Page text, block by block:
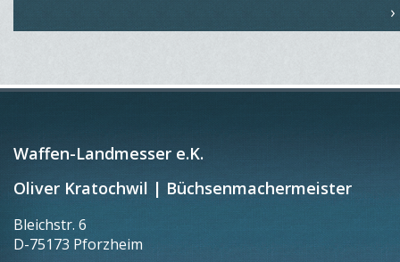
Waffen-Landmesser e.K.
Oliver Kratochwil | Büchsenmachermeister
Bleichstr. 6
D-75173 Pforzheim